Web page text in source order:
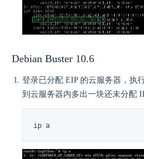
Debian Buster 10.6
登录已分配 EIP 的云服务器，执
到云服务器内多出一块还未分配
ip a